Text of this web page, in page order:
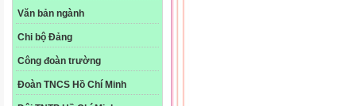
Văn bản ngành
Chi bộ Đảng
Công đoàn trường
Đoàn TNCS Hồ Chí Minh